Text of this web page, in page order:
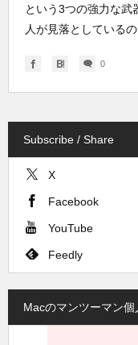
という3つの強力な武
人が見落としている
0
Subscribe / Share
X
Facebook
YouTube
Feedly
Macのマンツーマン